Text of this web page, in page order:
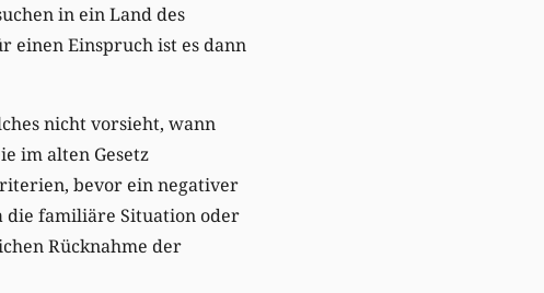
in ein Land des
einen Einspruch ist es dann
nicht vorsieht, wann
im alten Gesetz
bevor ein negativer
die familiäre Situation oder
Rücknahme der